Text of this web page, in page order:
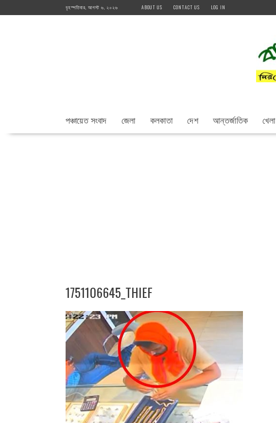
to
বৃহস্পতিবার, আগস্ট ৬, ২০২৬ ABOUT US CONTACT US LOG IN
পঞ্চায়েত সংবাদ জেলা কলকাতা দেশ আন্তর্জাতিক খেলা
1751106645_THIEF